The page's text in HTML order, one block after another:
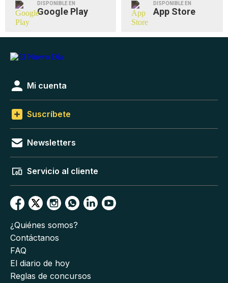
DISPONIBLE EN
Google Play
DISPONIBLE EN
App Store
Mi cuenta
Suscríbete
Newsletters
Servicio al cliente
¿Quiénes somos?
Contáctanos
FAQ
El diario de hoy
Reglas de concursos